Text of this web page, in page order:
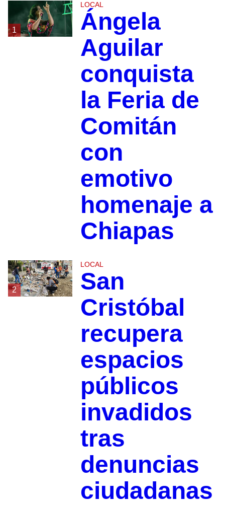
1
LOCAL
Ángela
Aguilar
conquista
la Feria de
Comitán
con
emotivo
homenaje a
Chiapas
2
LOCAL
San
Cristóbal
recupera
espacios
públicos
invadidos
tras
denuncias
ciudadanas